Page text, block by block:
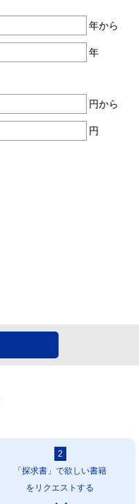
年から
年
円から
円
2
「探求書」で欲しい書籍
をリクエストする